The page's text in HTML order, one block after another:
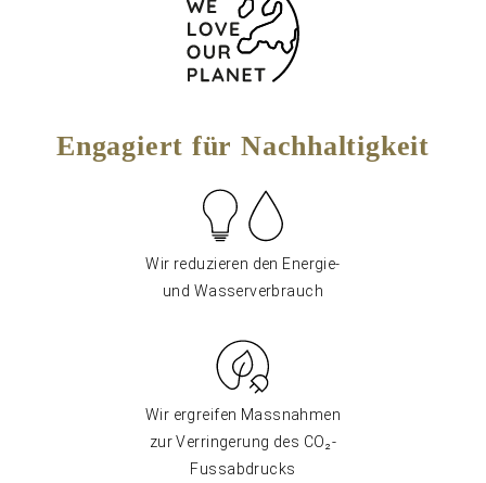
Engagiert für Nachhaltigkeit
Wir reduzieren den Energie-
und Wasserverbrauch
Wir ergreifen Massnahmen
zur Verringerung des CO₂-
Fussabdrucks